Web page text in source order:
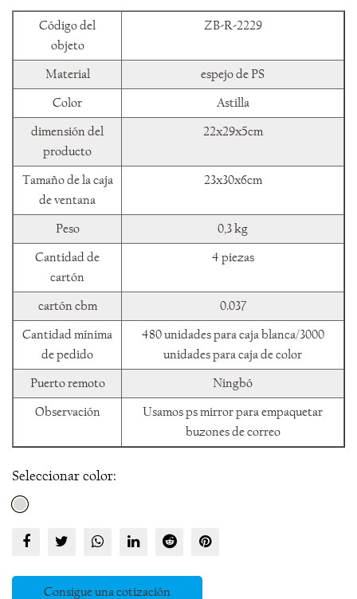
Código del
objeto
ZB-R-2229
Material
espejo de PS
Color
Astilla
dimensión del
producto
22x29x5cm
Tamaño de la caja
de ventana
23x30x6cm
Peso
0,3 kg
Cantidad de
cartón
4 piezas
cartón cbm
0.037
Cantidad mínima
de pedido
480 unidades para caja blanca/3000
unidades para caja de color
Puerto remoto
Ningbó
Observación
Usamos ps mirror para empaquetar
buzones de correo
Seleccionar color:
Consigue una cotización